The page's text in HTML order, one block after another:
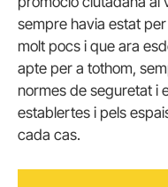
sempre havia estat
molt pocs i que ara
apte per a tothom,
normes de seguretat i
establertes i pels
cada cas.